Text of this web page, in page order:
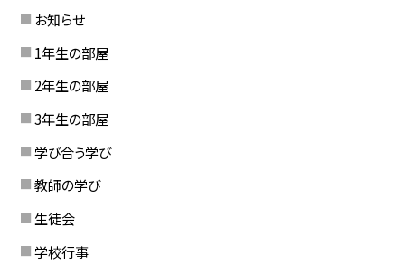
お知らせ
1年生の部屋
2年生の部屋
3年生の部屋
学び合う学び
教師の学び
生徒会
学校行事